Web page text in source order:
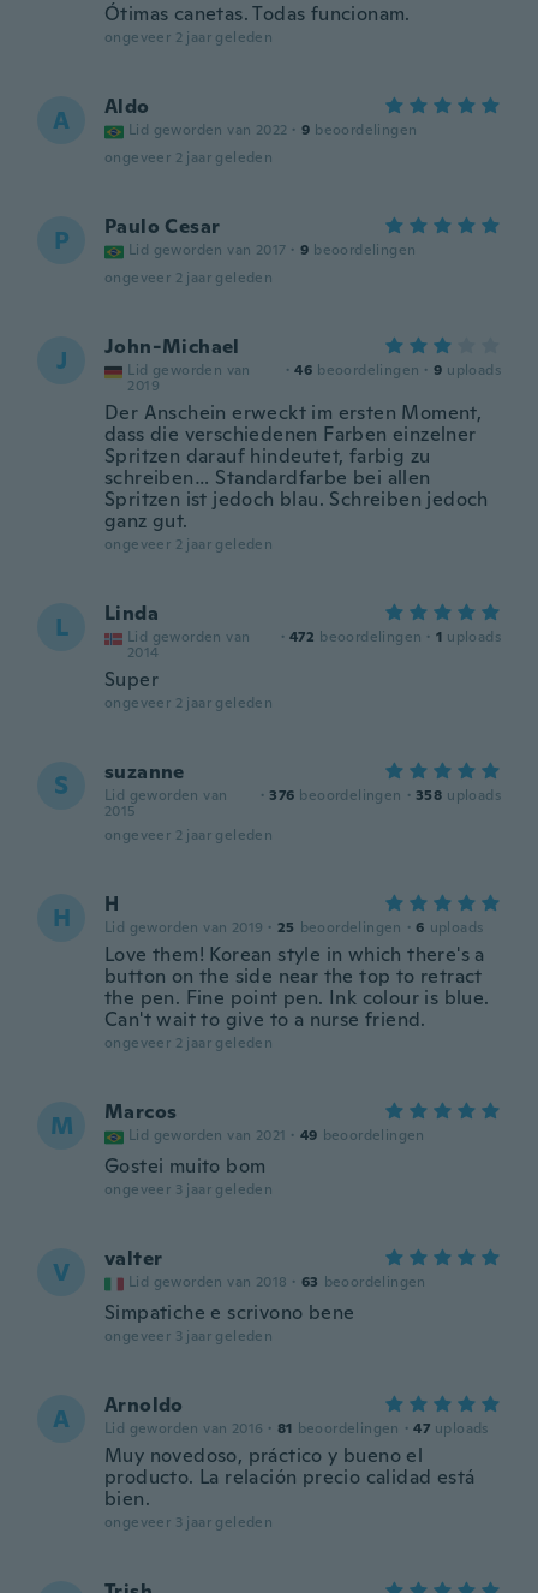
Ótimas canetas. Todas funcionam.
ongeveer 2 jaar geleden
A Aldo
Lid geworden van 2022 · 9 beoordelingen
ongeveer 2 jaar geleden
P Paulo Cesar
Lid geworden van 2017 · 9 beoordelingen
ongeveer 2 jaar geleden
J John-Michael
Lid geworden van
2019
· 46 beoordelingen · 9 uploads
Der Anschein erweckt im ersten Moment,
dass die verschiedenen Farben einzelner
Spritzen darauf hindeutet, farbig zu
schreiben… Standardfarbe bei allen
Spritzen ist jedoch blau. Schreiben jedoch
ganz gut.
ongeveer 2 jaar geleden
L Linda
Lid geworden van
2014
· 472 beoordelingen · 1 uploads
Super
ongeveer 2 jaar geleden
S suzanne
Lid geworden van
2015
· 376 beoordelingen · 358 uploads
ongeveer 2 jaar geleden
H H
Lid geworden van 2019 · 25 beoordelingen · 6 uploads
Love them! Korean style in which there's a
button on the side near the top to retract
the pen. Fine point pen. Ink colour is blue.
Can't wait to give to a nurse friend.
ongeveer 2 jaar geleden
M Marcos
Lid geworden van 2021 · 49 beoordelingen
Gostei muito bom
ongeveer 3 jaar geleden
V valter
Lid geworden van 2018 · 63 beoordelingen
Simpatiche e scrivono bene
ongeveer 3 jaar geleden
A Arnoldo
Lid geworden van 2016 · 81 beoordelingen · 47 uploads
Muy novedoso, práctico y bueno el
producto. La relación precio calidad está
bien.
ongeveer 3 jaar geleden